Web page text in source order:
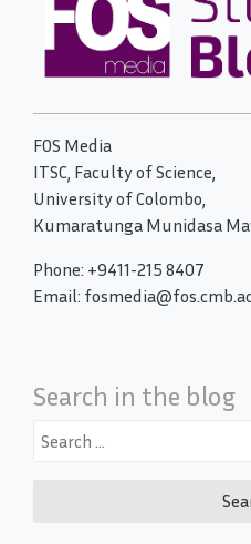
FOS Media
ITSC, Faculty of Science,
University of Colombo,
Kumaratunga Munidasa
Phone: +9411-215 8407
Email:
Search in the blog
Search